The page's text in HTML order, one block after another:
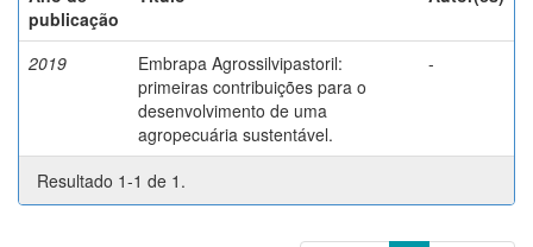
publicação
2019
Embrapa Agrossilvipastoril:
primeiras contribuições para o
desenvolvimento de uma
agropecuária sustentável.
-
Resultado 1-1 de 1.